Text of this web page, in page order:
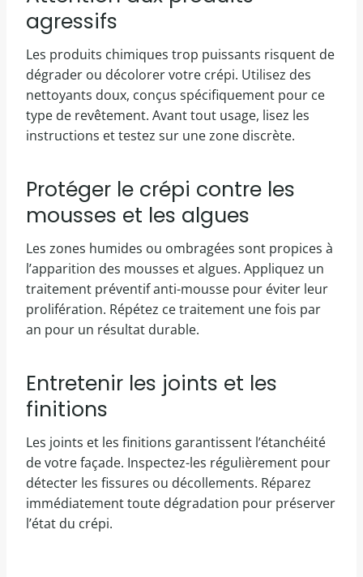
agressifs
Les produits chimiques trop puissants risquent de
dégrader ou décolorer votre crépi. Utilisez des
nettoyants doux, conçus spécifiquement pour ce
type de revêtement. Avant tout usage, lisez les
instructions et testez sur une zone discrète.
Protéger le crépi contre les
mousses et les algues
Les zones humides ou ombragées sont propices à
l’apparition des mousses et algues. Appliquez un
traitement préventif anti-mousse pour éviter leur
prolifération. Répétez ce traitement une fois par
an pour un résultat durable.
Entretenir les joints et les
finitions
Les joints et les finitions garantissent l’étanchéité
de votre façade. Inspectez-les régulièrement pour
détecter les fissures ou décollements. Réparez
immédiatement toute dégradation pour préserver
l’état du crépi.